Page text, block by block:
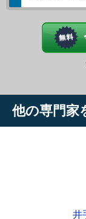
他の専門家
井